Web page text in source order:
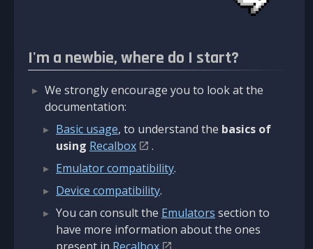
I'm a newbie, where do I start?
We strongly encourage you to look at the
documentation:
Basic usage, to understand the basics of
using Recalbox
.
Emulator compatibility.
Device compatibility.
You can consult the Emulators section to
have more information about the ones